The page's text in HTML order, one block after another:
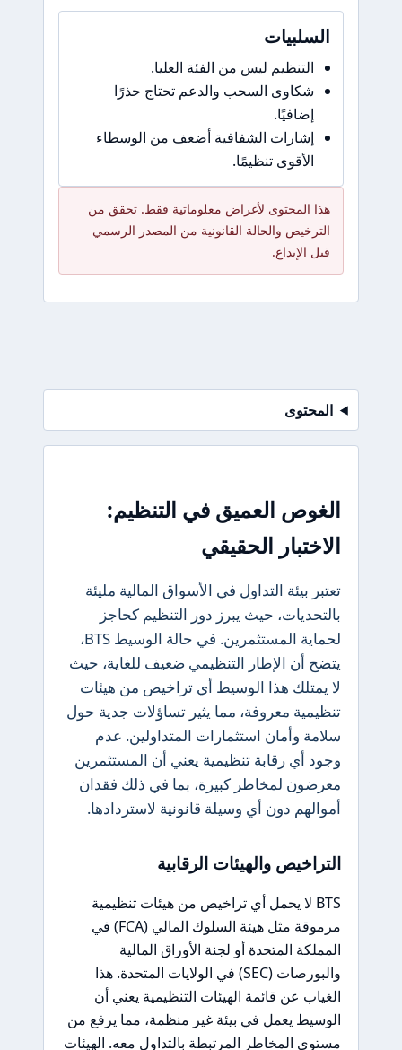
السلبيات
التنظيم ليس من الفئة العليا.
شكاوى السحب والدعم تحتاج حذرًا
إضافيًا.
إشارات الشفافية أضعف من الوسطاء
الأقوى تنظيمًا.
هذا المحتوى لأغراض معلوماتية فقط. تحقق من
الترخيص والحالة القانونية من المصدر الرسمي
قبل الإيداع.
المحتوى
الغوص العميق في التنظيم:
الاختبار الحقيقي
تعتبر بيئة التداول في الأسواق المالية مليئة
بالتحديات، حيث يبرز دور التنظيم كحاجز
لحماية المستثمرين. في حالة الوسيط BTS،
يتضح أن الإطار التنظيمي ضعيف للغاية، حيث
لا يمتلك هذا الوسيط أي تراخيص من هيئات
تنظيمية معروفة، مما يثير تساؤلات جدية حول
سلامة وأمان استثمارات المتداولين. عدم
وجود أي رقابة تنظيمية يعني أن المستثمرين
معرضون لمخاطر كبيرة، بما في ذلك فقدان
أموالهم دون أي وسيلة قانونية لاستردادها.
التراخيص والهيئات الرقابية
BTS لا يحمل أي تراخيص من هيئات تنظيمية
مرموقة مثل هيئة السلوك المالي (FCA) في
المملكة المتحدة أو لجنة الأوراق المالية
والبورصات (SEC) في الولايات المتحدة. هذا
الغياب عن قائمة الهيئات التنظيمية يعني أن
الوسيط يعمل في بيئة غير منظمة، مما يرفع من
مستوى المخاطر المرتبطة بالتداول معه. الهيئات